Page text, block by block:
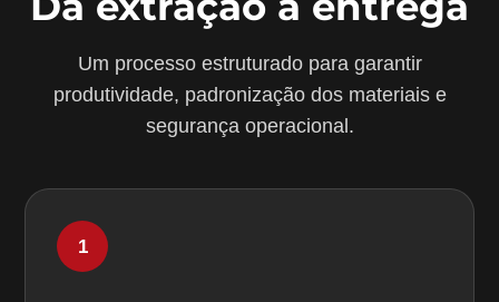
Um processo estruturado para garantir
produtividade, padronização dos materiais e
segurança operacional.
1